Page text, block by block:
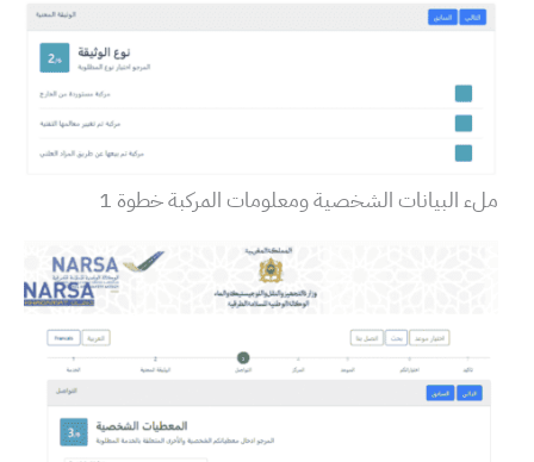
ملء البيانات الشخصية ومعلومات المركبة خطوة 1